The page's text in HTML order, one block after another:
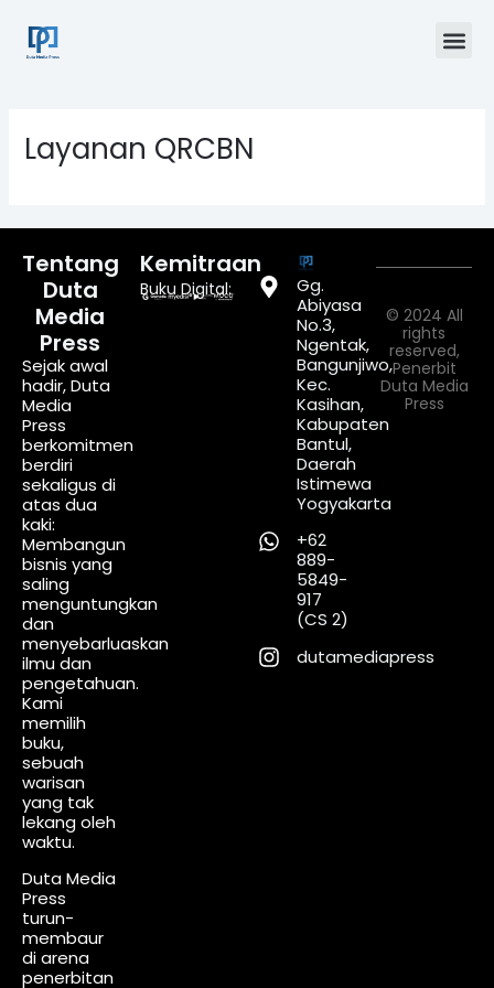
content
Layanan QRCBN
Tentang
Duta
Media
Press
Sejak awal
hadir, Duta
Media
Press
berkomitmen
berdiri
sekaligus di
atas dua
kaki:
Membangun
bisnis yang
saling
menguntungkan
dan
menyebarluaskan
ilmu dan
pengetahuan.
Kami
memilih
buku,
sebuah
warisan
yang tak
lekang oleh
waktu.
Duta Media
Press
turun-
membaur
di arena
penerbitan
Kemitraan
Buku Digital:
Gg.
Abiyasa
No.3,
Ngentak,
Bangunjiwo,
Kec.
Kasihan,
Kabupaten
Bantul,
Daerah
Istimewa
Yogyakarta
+62
889-
5849-
917
(CS 2)
dutamediapress
© 2024 All
rights
reserved,
Penerbit
Duta Media
Press